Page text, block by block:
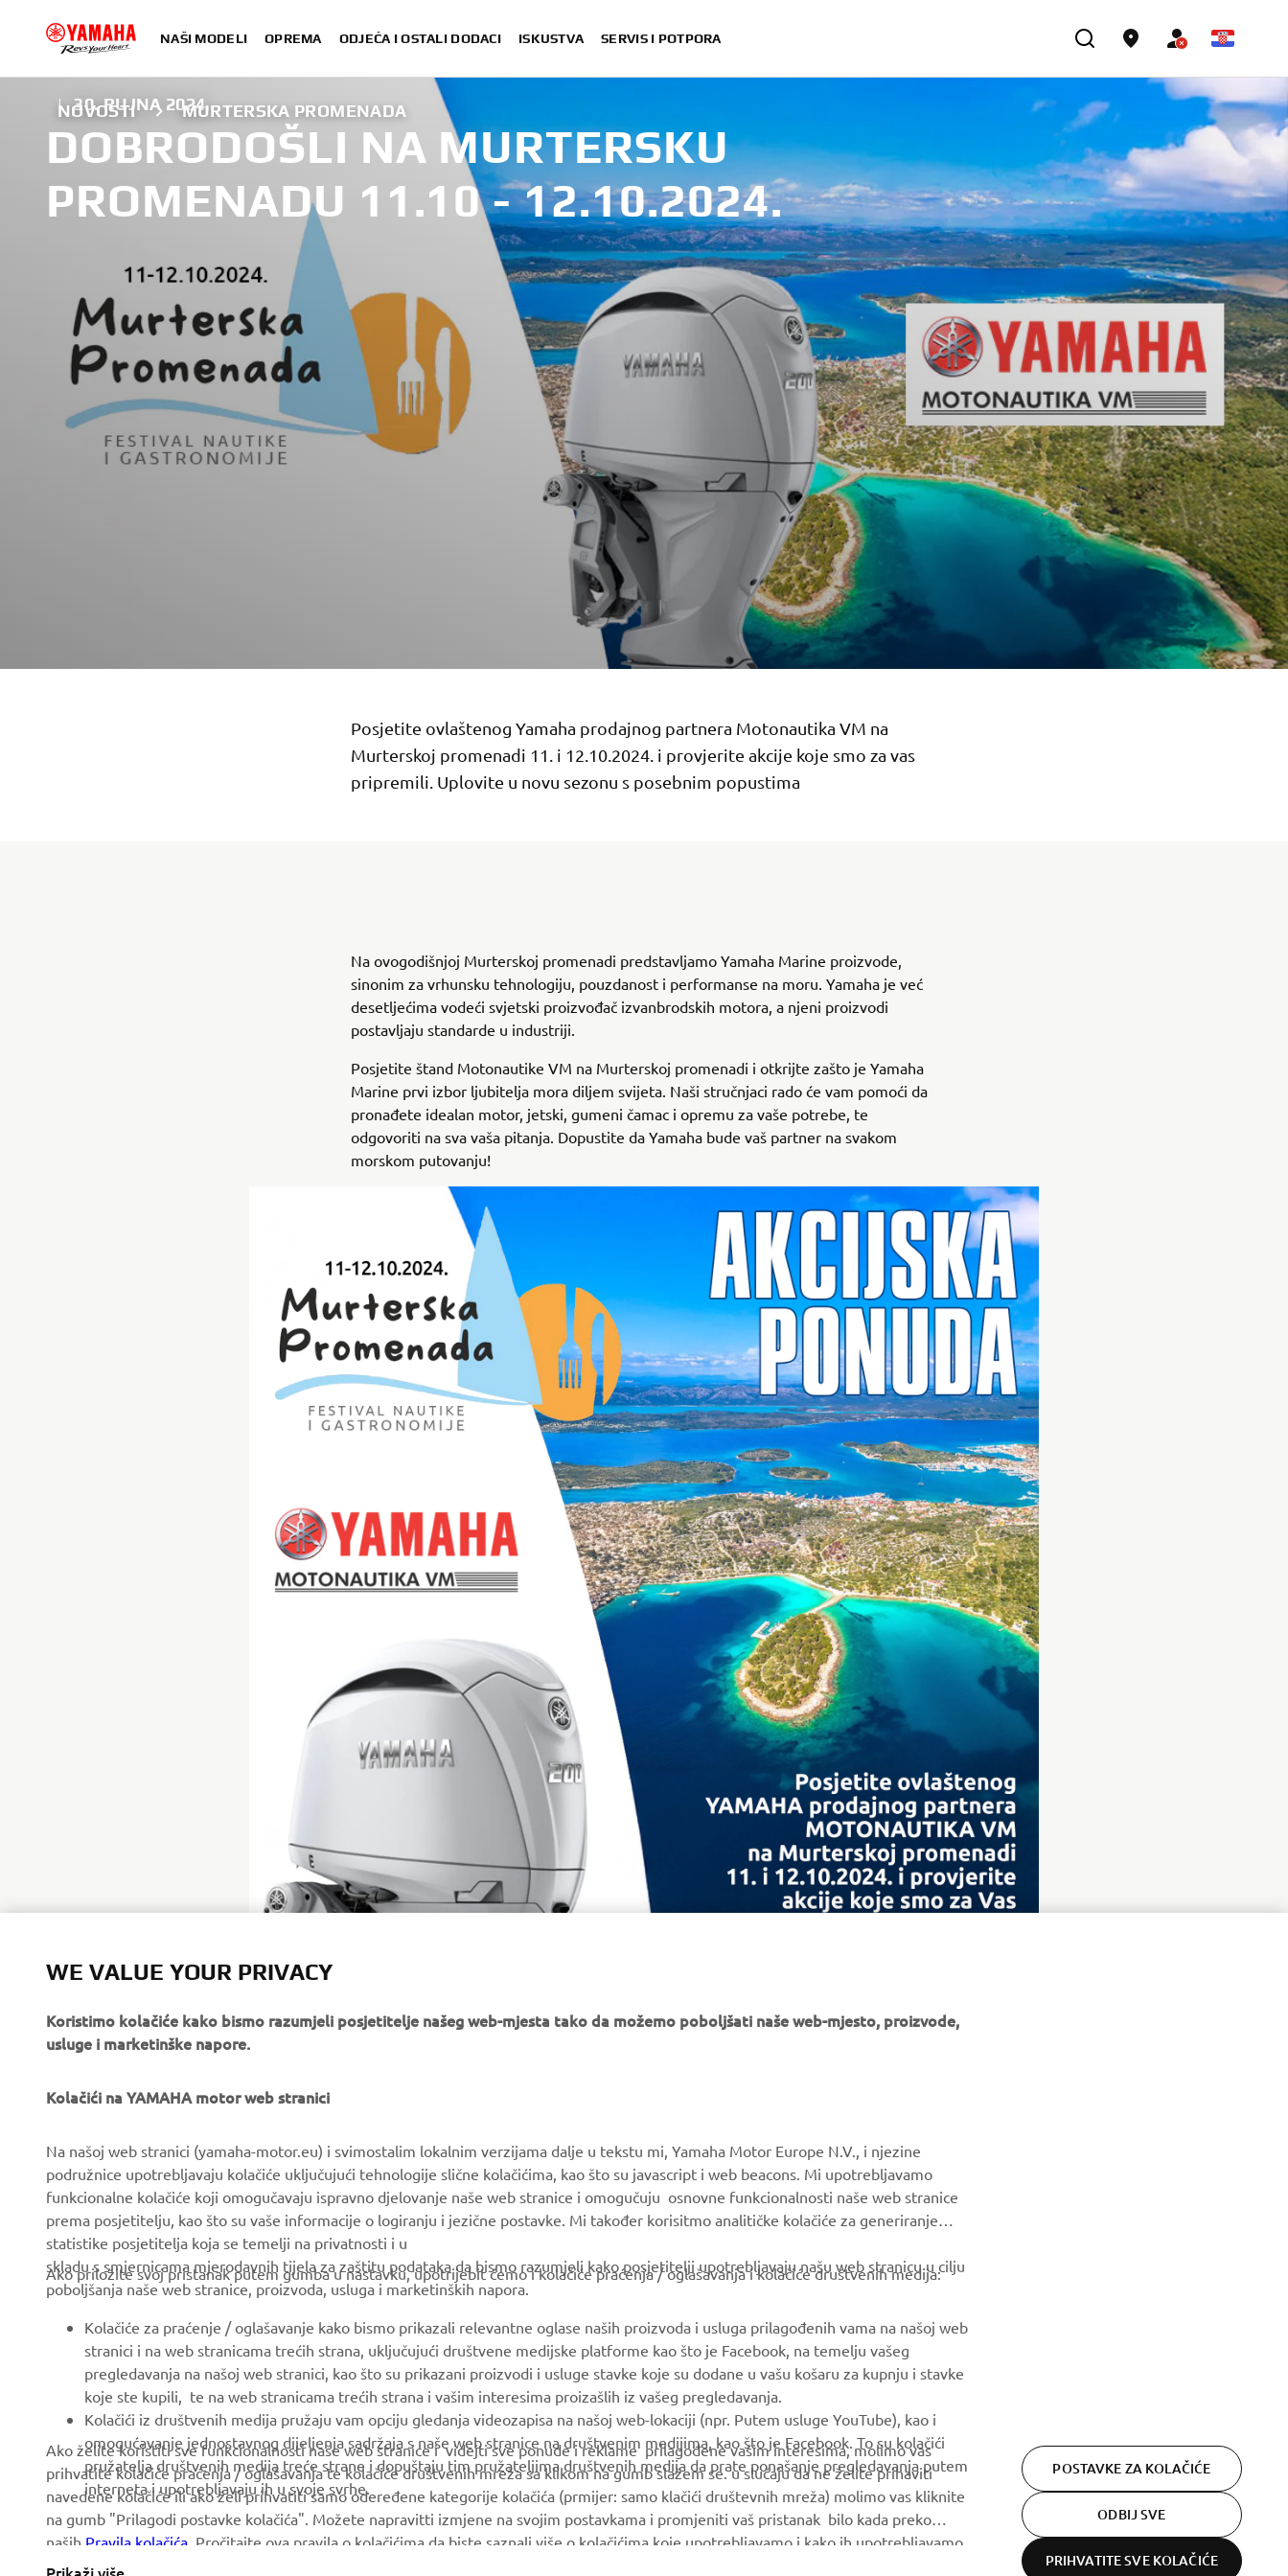
NAŠI MODELI OPREMA ODJEĆA I OSTALI DODACI ISKUSTVA SERVIS I POTPORA
NOVOSTI MURTERSKA PROMENADA
| 30. RUJNA 2024.
DOBRODOŠLI NA MURTERSKU
PROMENADU 11.10 - 12.10.2024.
Posjetite ovlaštenog Yamaha prodajnog partnera Motonautika VM na
Murterskoj promenadi 11. i 12.10.2024. i provjerite akcije koje smo za vas
pripremili. Uplovite u novu sezonu s posebnim popustima
Na ovogodišnjoj Murterskoj promenadi predstavljamo Yamaha Marine proizvode,
sinonim za vrhunsku tehnologiju, pouzdanost i performanse na moru. Yamaha je već
desetljećima vodeći svjetski proizvođač izvanbrodskih motora, a njeni proizvodi
postavljaju standarde u industriji.
Posjetite štand Motonautike VM na Murterskoj promenadi i otkrijte zašto je Yamaha
Marine prvi izbor ljubitelja mora diljem svijeta. Naši stručnjaci rado će vam pomoći da
pronađete idealan motor, jetski, gumeni čamac i opremu za vaše potrebe, te
odgovoriti na sva vaša pitanja. Dopustite da Yamaha bude vaš partner na svakom
morskom putovanju!
About us
Events
Press
Working at Yamaha
Become a Dealer
Human Rights Policy
Sustainability Basic Policy
Whistleblower Channel
eBike systems
Authorities & Police
Golfcourses
First responders
Robotics
Partnerships
Technical information for
independent dealers
Yamalube Safety Data
Sheets
MyYamaha
Yamaha Motor Global
Parts Catalogue
Management of Waste
Budite prvi koji će saznati o najnovijim ponudama, posebnim
događajima, novim izdanjima i još mnogo toga
WE VALUE YOUR PRIVACY
Koristimo kolačiće kako bismo razumjeli posjetitelje našeg web-mjesta tako da možemo poboljšati naše web-mjesto, proizvode,
usluge i marketinške napore.
Kolačići na YAMAHA motor web stranici
Na našoj web stranici (yamaha-motor.eu) i svimostalim lokalnim verzijama dalje u tekstu mi, Yamaha Motor Europe N.V., i njezine
podružnice upotrebljavaju kolačiće uključujući tehnologije slične kolačićima, kao što su javascript i web beacons. Mi upotrebljavamo
funkcionalne kolačiće koji omogučavaju ispravno djelovanje naše web stranice i omogučuju osnovne funkcionalnosti naše web stranice
prema posjetitelju, kao što su vaše informacije o logiranju i jezične postavke. Mi također korisitmo analitičke kolačiće za generiranje
statistike posjetitelja koja se temelji na privatnosti i u
skladu s smjernicama mjerodavnih tijela za zaštitu podataka da bismo razumjeli kako posjetitelji upotrebljavaju našu web stranicu u cilju
poboljšanja naše web stranice, proizvoda, usluga i marketinških napora.
Ako priložite svoj pristanak putem gumba u nastavku, upotrijebit ćemo i kolačiće praćenja / oglašavanja i kolačiće društvenih medija:
Kolačiće za praćenje / oglašavanje kako bismo prikazali relevantne oglase naših proizvoda i usluga prilagođenih vama na našoj web
stranici i na web stranicama trećih strana, uključujući društvene medijske platforme kao što je Facebook, na temelju vašeg
pregledavanja na našoj web stranici, kao što su prikazani proizvodi i usluge stavke koje su dodane u vašu košaru za kupnju i stavke
koje ste kupili, te na web stranicama trećih strana i vašim interesima proizašlih iz vašeg pregledavanja.
Kolačići iz društvenih medija pružaju vam opciju gledanja videozapisa na našoj web-lokaciji (npr. Putem usluge YouTube), kao i
omogućavanje jednostavnog dijeljenja sadržaja s naše web stranice na društvenim medijima, kao što je Facebook. To su kolačići
pružatelja društvenih medija treće strane i dopuštaju tim pružateljima društvenih medija da prate ponašanje pregledavanja putem
interneta i upotrebljavaju ih u svoje svrhe.
Ako želite koristiti sve funkcionalnosti naše web stranice i videjti sve ponude i reklame prilagođene vašim interesima, molimo vas
prihvatite kolačiće praćenja / oglašavanja te kolačiće društvenih mreža sa klikom na gumb slažem se. u slučaju da ne želite prihaviti
navedene kolačiće ili ako želi prihvatiti samo odeređene kategorije kolačića (prmijer: samo klačići društevnih mreža) molimo vas kliknite
na gumb "Prilagodi postavke kolačića". Možete napravitti izmjene na svojim postavkama i promjeniti vaš pristanak bilo kada preko
naših Pravila kolačića . Pročitajte ova pravila o kolačićima da biste saznali više o kolačićima koje upotrebljavamo i kako ih upotrebljavamo.
POSTAVKE ZA KOLAČIĆE
ODBIJ SVE
PRIHVATITE SVE KOLAČIĆE